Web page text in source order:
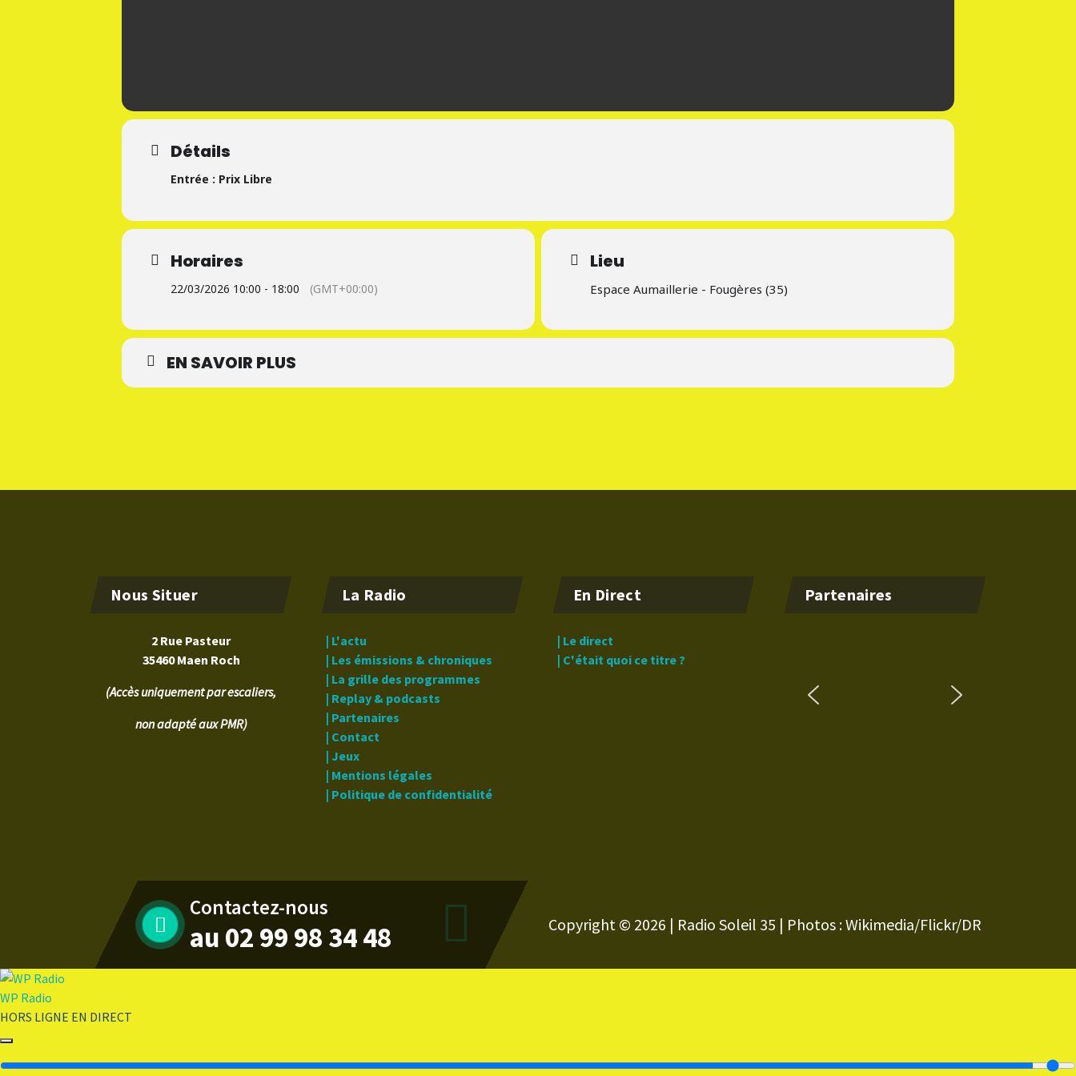
Détails
Entrée : Prix Libre
Horaires
22/03/2026 10:00 - 18:00 (GMT+00:00)
Lieu
Espace Aumaillerie - Fougères (35)
EN SAVOIR PLUS
Nous Situer
2 Rue Pasteur
35460 Maen Roch
(Accès uniquement par escaliers,
non adapté aux PMR)
La Radio
| L'actu
| Les émissions & chroniques
| La grille des programmes
| Replay & podcasts
| Partenaires
| Contact
| Jeux
| Mentions légales
| Politique de confidentialité
En Direct
| Le direct
| C'était quoi ce titre ?
Partenaires
Contactez-nous
au 02 99 98 34 48 Copyright © 2026 | Radio Soleil 35 | Photos : Wikimedia/Flickr/DR
WP Radio
HORS LIGNE EN DIRECT